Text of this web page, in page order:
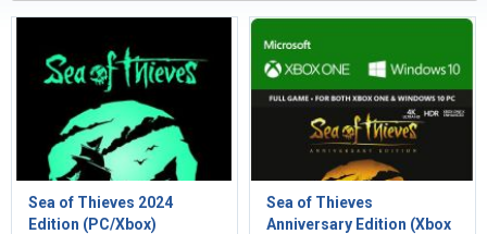
Sea of Thieves 2024
Edition (PC/Xbox)
Sea of Thieves
Anniversary Edition (Xbox